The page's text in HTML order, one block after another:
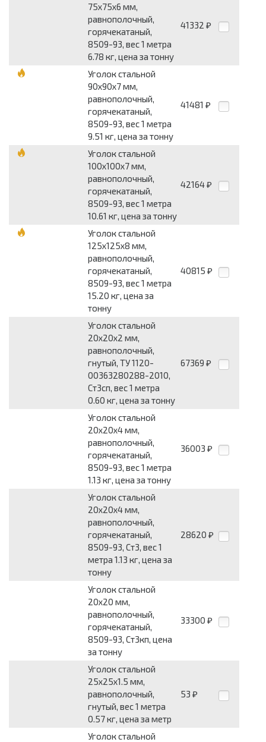
75x75x6 мм,
равнополочный,
горячекатаный,
8509-93, вес 1 метра
6.78 кг, цена за тонну
41332 ₽
Уголок стальной
90x90x7 мм,
равнополочный,
горячекатаный,
8509-93, вес 1 метра
9.51 кг, цена за тонну
41481 ₽
Уголок стальной
100x100x7 мм,
равнополочный,
горячекатаный,
8509-93, вес 1 метра
10.61 кг, цена за тонну
42164 ₽
Уголок стальной
125x125x8 мм,
равнополочный,
горячекатаный,
8509-93, вес 1 метра
15.20 кг, цена за
тонну
40815 ₽
Уголок стальной
20x20x2 мм,
равнополочный,
гнутый, ТУ 1120-
00363280288-2010,
Ст3сп, вес 1 метра
0.60 кг, цена за тонну
67369 ₽
Уголок стальной
20x20x4 мм,
равнополочный,
горячекатаный,
8509-93, вес 1 метра
1.13 кг, цена за тонну
36003 ₽
Уголок стальной
20x20x4 мм,
равнополочный,
горячекатаный,
8509-93, Ст3, вес 1
метра 1.13 кг, цена за
тонну
28620 ₽
Уголок стальной
20x20 мм,
равнополочный,
горячекатаный,
8509-93, Ст3кп, цена
за тонну
33300 ₽
Уголок стальной
25x25x1.5 мм,
равнополочный,
гнутый, вес 1 метра
0.57 кг, цена за метр
53 ₽
Уголок стальной